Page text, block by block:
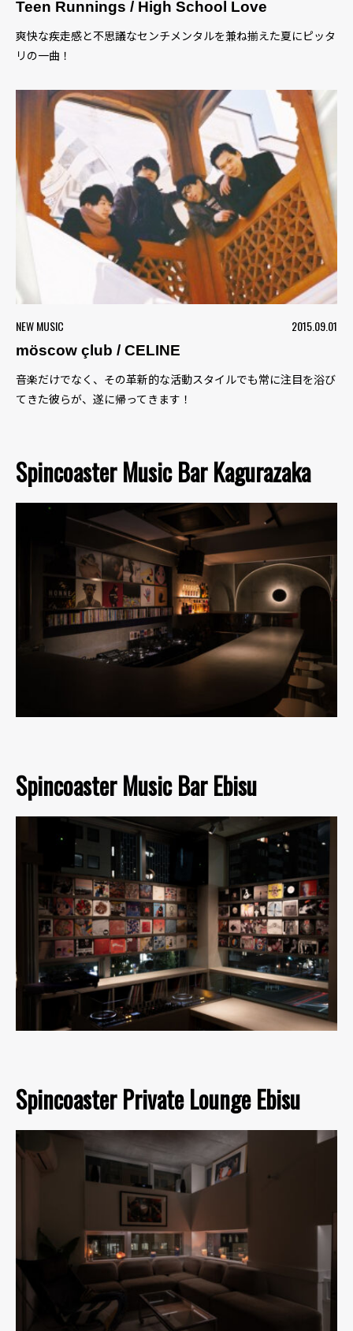
Teen Runnings / High School Love
爽快な疾走感と不思議なセンチメンタルを兼ね揃えた夏にピッタ
リの一曲！
NEW MUSIC
2015.09.01
möscow çlub / CELINE
音楽だけでなく、その革新的な活動スタイルでも常に注目を浴び
てきた彼らが、遂に帰ってきます！
Spincoaster Music Bar Kagurazaka
Spincoaster Music Bar Ebisu
Spincoaster Private Lounge Ebisu